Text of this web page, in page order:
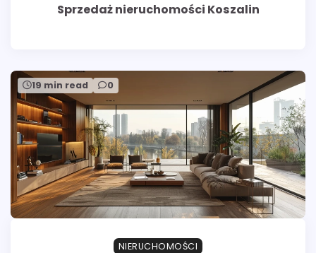
Sprzedaż nieruchomości Koszalin
19 min read 0
NIERUCHOMOŚCI